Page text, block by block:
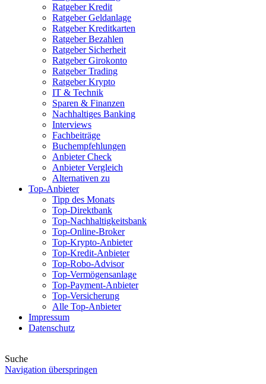
Ratgeber Kredit
Ratgeber Geldanlage
Ratgeber Kreditkarten
Ratgeber Bezahlen
Ratgeber Sicherheit
Ratgeber Girokonto
Ratgeber Trading
Ratgeber Krypto
IT & Technik
Sparen & Finanzen
Nachhaltiges Banking
Interviews
Fachbeiträge
Buchempfehlungen
Anbieter Check
Anbieter Vergleich
Alternativen zu
Top-Anbieter
Tipp des Monats
Top-Direktbank
Top-Nachhaltigkeitsbank
Top-Online-Broker
Top-Krypto-Anbieter
Top-Kredit-Anbieter
Top-Robo-Advisor
Top-Vermögensanlage
Top-Payment-Anbieter
Top-Versicherung
Alle Top-Anbieter
Impressum
Datenschutz
Suche
Navigation überspringen